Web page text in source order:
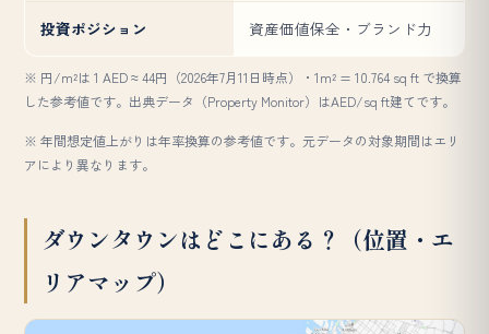
投資ポジション 資産価値保全・ブランド力
※ 円/m²は 1 AED ≈ 44円（2026年7月11日時点）・1m² = 10.764 sq ft で換算
した参考値です。出典データ（Property Monitor）はAED/sq ft建てです。
※ 年間想定値上がりは年率換算の参考値です。元データの対象期間はエリ
アにより異なります。
ダウンタウンはどこにある？（位置・エ
リアマップ）